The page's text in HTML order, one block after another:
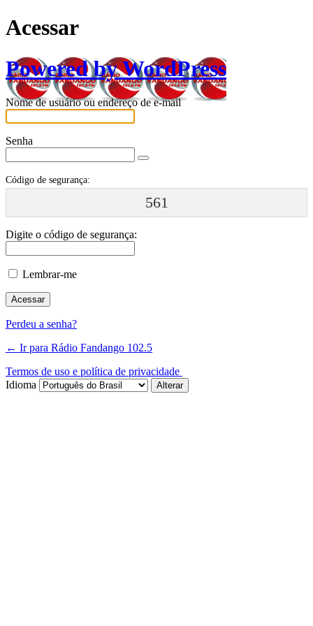
Acessar
Powered by WordPress
Nome de usuário ou endereço de e-mail
Senha
Código de segurança:
561
Digite o código de segurança:
Lembrar-me
Perdeu a senha?
← Ir para Rádio Fandango 102.5
Termos de uso e política de privacidade
Idioma